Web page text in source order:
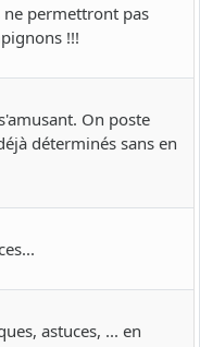
permettront pas
!!!
On poste
déterminés sans en
astuces, ... en